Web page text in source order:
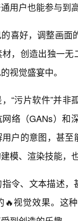
用户也能参与到
喜好，调整画面
，创造出独一
视觉盛宴中。
“污片软件”并
络（GANs）和
户的意图，甚
模、渲染技能，
令、文本描述
视觉效果。这